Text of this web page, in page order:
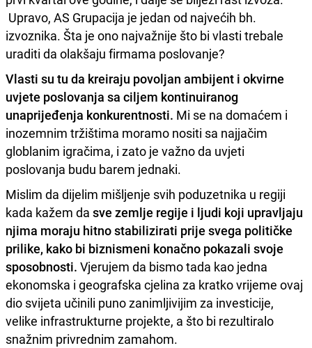
Upravo, AS Grupacija je jedan od najvećih bh.
izvoznika. Šta je ono najvažnije što bi vlasti trebale
uraditi da olakšaju firmama poslovanje?
Vlasti su tu da kreiraju povoljan ambijent i okvirne
uvjete poslovanja sa ciljem kontinuiranog
unaprijeđenja konkurentnosti. Mi se na domaćem i
inozemnim tržištima moramo nositi sa najjačim
globlanim igračima, i zato je važno da uvjeti
poslovanja budu barem jednaki.
Mislim da dijelim mišljenje svih poduzetnika u regiji
kada kažem da sve zemlje regije i ljudi koji upravljaju
njima moraju hitno stabilizirati prije svega političke
prilike, kako bi biznismeni konačno pokazali svoje
sposobnosti. Vjerujem da bismo tada kao jedna
ekonomska i geografska cjelina za kratko vrijeme ovaj
dio svijeta učinili puno zanimljivijim za investicije,
velike infrastrukturne projekte, a što bi rezultiralo
snažnim privrednim zamahom.